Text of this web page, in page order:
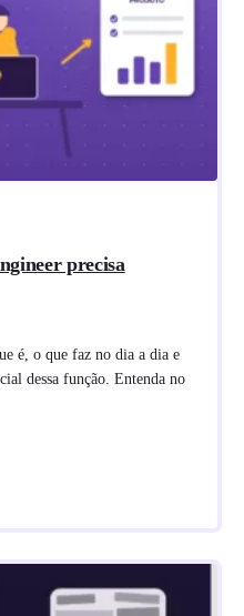
precisa
é, o que faz no dia a dia e
dessa função. Entenda no